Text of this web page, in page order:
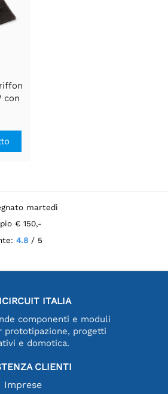
con
martedì
pio € 150,-
4.8 / 5
ITALIA
componenti e moduli
prototipazione, progetti
e domotica.
CLIENTI
Imprese